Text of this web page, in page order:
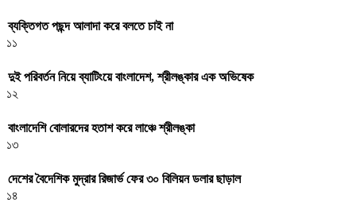
ব্যক্তিগত পছন্দ আলাদা করে বলতে চাই না
১১
দুই পরিবর্তন নিয়ে ব্যাটিংয়ে বাংলাদেশ, শ্রীলঙ্কার এক অভিষেক
১২
বাংলাদেশি বোলারদের হতাশ করে লাঞ্চে শ্রীলঙ্কা
১৩
দেশের বৈদেশিক মুদ্রার রিজার্ভ ফের ৩০ বিলিয়ন ডলার ছাড়াল
১৪